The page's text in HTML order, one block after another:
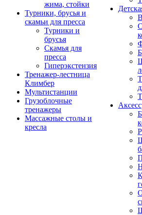
жима, стойки
Турники, брусья и
скамьи для пресса
Турники и
брусья
Скамья для
пресса
Гиперэкстензия
Тренажер-лестница
Климбер
Мультистанции
Грузоблочные
тренажеры
Массажные столы и
кресла